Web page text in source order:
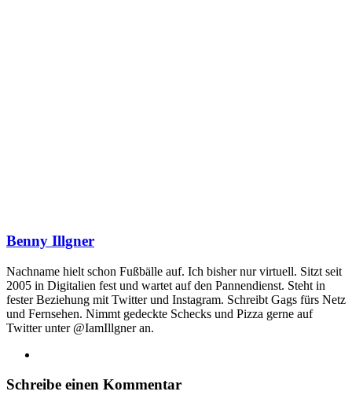
Benny Illgner
Nachname hielt schon Fußbälle auf. Ich bisher nur virtuell. Sitzt seit
2005 in Digitalien fest und wartet auf den Pannendienst. Steht in
fester Beziehung mit Twitter und Instagram. Schreibt Gags fürs Netz
und Fernsehen. Nimmt gedeckte Schecks und Pizza gerne auf
Twitter unter @IamIllgner an.
Schreibe einen Kommentar